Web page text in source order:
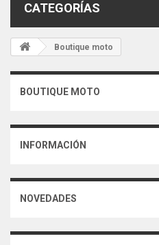
CATEGORÍAS
Boutique moto
BOUTIQUE MOTO
INFORMACIÓN
NOVEDADES